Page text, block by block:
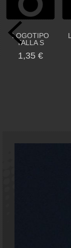
LOGOTIPO
TALLA S
1,35 €